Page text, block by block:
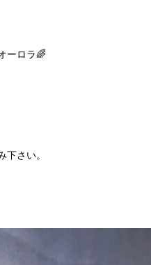
ーロラ🌈
さい。